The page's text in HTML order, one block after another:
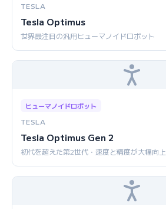
TESLA
Tesla Optimus
世界最注目の汎用ヒューマノイドロボット
ヒューマノイドロボット
TESLA
Tesla Optimus Gen 2
初代を超えた第2世代・速度と精度が大幅向上